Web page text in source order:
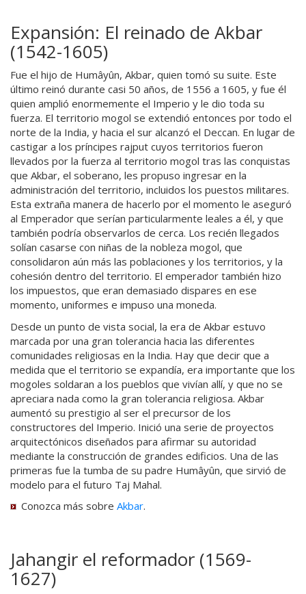
Expansión: El reinado de Akbar
(1542-1605)
Fue el hijo de Humâyûn, Akbar, quien tomó su suite. Este
último reinó durante casi 50 años, de 1556 a 1605, y fue él
quien amplió enormemente el Imperio y le dio toda su
fuerza. El territorio mogol se extendió entonces por todo el
norte de la India, y hacia el sur alcanzó el Deccan. En lugar de
castigar a los príncipes rajput cuyos territorios fueron
llevados por la fuerza al territorio mogol tras las conquistas
que Akbar, el soberano, les propuso ingresar en la
administración del territorio, incluidos los puestos militares.
Esta extraña manera de hacerlo por el momento le aseguró
al Emperador que serían particularmente leales a él, y que
también podría observarlos de cerca. Los recién llegados
solían casarse con niñas de la nobleza mogol, que
consolidaron aún más las poblaciones y los territorios, y la
cohesión dentro del territorio. El emperador también hizo
los impuestos, que eran demasiado dispares en ese
momento, uniformes e impuso una moneda.
Desde un punto de vista social, la era de Akbar estuvo
marcada por una gran tolerancia hacia las diferentes
comunidades religiosas en la India. Hay que decir que a
medida que el territorio se expandía, era importante que los
mogoles soldaran a los pueblos que vivían allí, y que no se
apreciara nada como la gran tolerancia religiosa. Akbar
aumentó su prestigio al ser el precursor de los
constructores del Imperio. Inició una serie de proyectos
arquitectónicos diseñados para afirmar su autoridad
mediante la construcción de grandes edificios. Una de las
primeras fue la tumba de su padre Humâyûn, que sirvió de
modelo para el futuro Taj Mahal.
Conozca más sobre Akbar.
Jahangir el reformador (1569-
1627)